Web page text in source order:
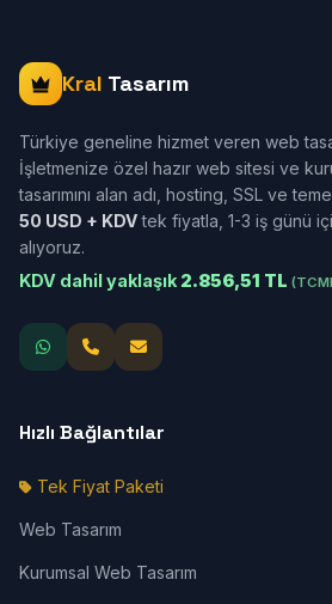
Kral Tasarım
Türkiye geneline hizmet veren web
İşletmenize özel hazır web sitesi ve
tasarımını alan adı, hosting, SSL ve
50 USD + KDVtek fiyatla, 1-3 iş günü
alıyoruz.
KDV dahil yaklaşık 2.856,51 TL
Hızlı Bağlantılar
Tek Fiyat Paketi
Web Tasarım
Kurumsal Web Tasarım